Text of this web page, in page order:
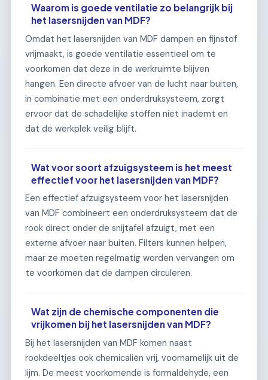
Waarom is goede ventilatie zo belangrijk bij
het lasersnijden van MDF?
Omdat het lasersnijden van MDF dampen en fijnstof
vrijmaakt, is goede ventilatie essentieel om te
voorkomen dat deze in de werkruimte blijven
hangen. Een directe afvoer van de lucht naar buiten,
in combinatie met een onderdruksysteem, zorgt
ervoor dat de schadelijke stoffen niet inademt en
dat de werkplek veilig blijft.
Wat voor soort afzuigsysteem is het meest
effectief voor het lasersnijden van MDF?
Een effectief afzuigsysteem voor het lasersnijden
van MDF combineert een onderdruksysteem dat de
rook direct onder de snijtafel afzuigt, met een
externe afvoer naar buiten. Filters kunnen helpen,
maar ze moeten regelmatig worden vervangen om
te voorkomen dat de dampen circuleren.
Wat zijn de chemische componenten die
vrijkomen bij het lasersnijden van MDF?
Bij het lasersnijden van MDF komen naast
rookdeeltjes ook chemicaliën vrij, voornamelijk uit de
lijm. De meest voorkomende is formaldehyde, een